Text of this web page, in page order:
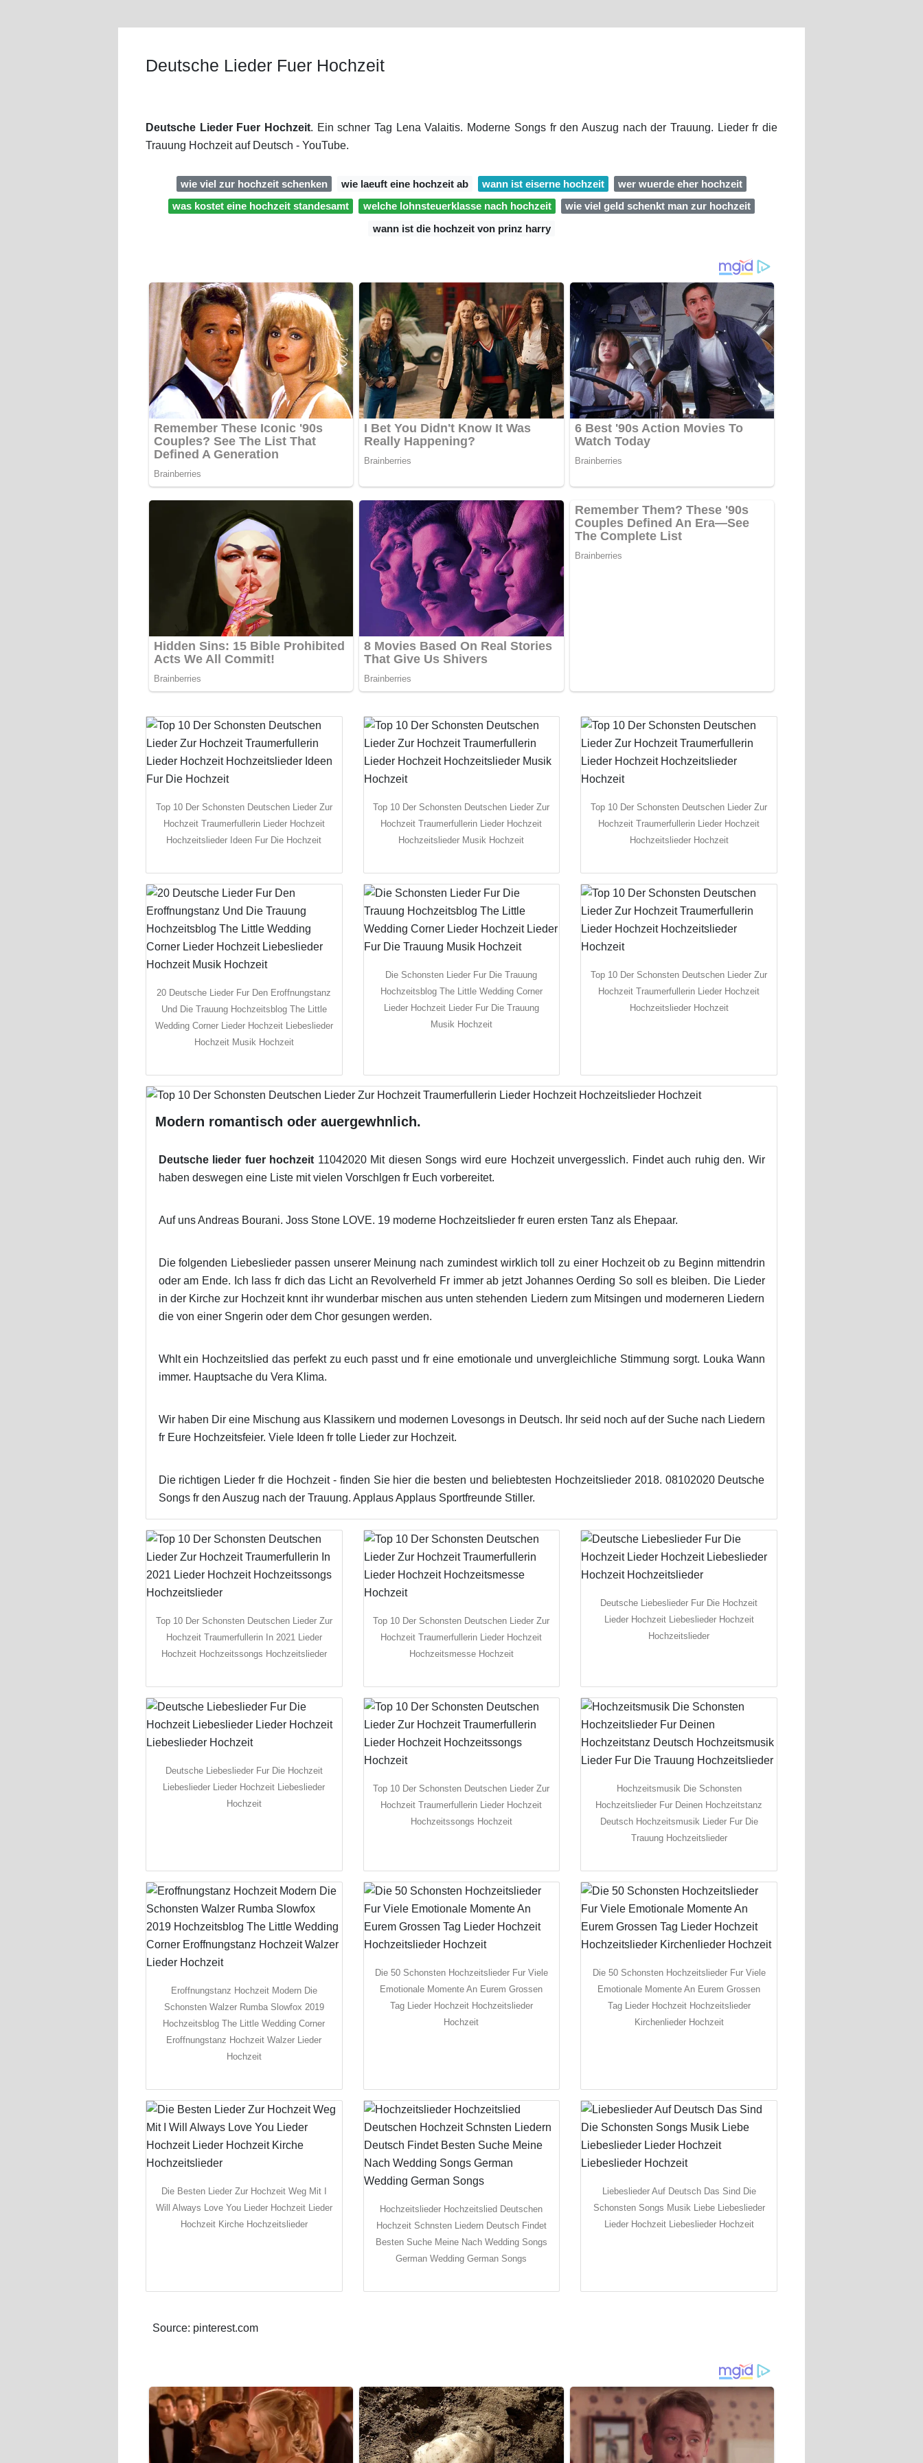
Deutsche Lieder Fuer Hochzeit
Deutsche Lieder Fuer Hochzeit. Ein schner Tag Lena Valaitis. Moderne Songs fr den Auszug nach der Trauung. Lieder fr die
Trauung Hochzeit auf Deutsch - YouTube.
wie viel zur hochzeit schenken wie laeuft eine hochzeit ab wann ist eiserne hochzeit
wer wuerde eher hochzeit
was kostet eine hochzeit standesamt
welche lohnsteuerklasse nach hochzeit
wie viel geld schenkt man zur hochzeit
wann ist die hochzeit von prinz harry
Top 10 Der Schonsten Deutschen Lieder Zur
Hochzeit Traumerfullerin Lieder Hochzeit
Hochzeitslieder Ideen Fur Die Hochzeit
Top 10 Der Schonsten Deutschen Lieder Zur
Hochzeit Traumerfullerin Lieder Hochzeit
Hochzeitslieder Musik Hochzeit
Top 10 Der Schonsten Deutschen Lieder Zur
Hochzeit Traumerfullerin Lieder Hochzeit
Hochzeitslieder Hochzeit
20 Deutsche Lieder Fur Den Eroffnungstanz
Und Die Trauung Hochzeitsblog The Little
Wedding Corner Lieder Hochzeit Liebeslieder
Hochzeit Musik Hochzeit
Die Schonsten Lieder Fur Die Trauung
Hochzeitsblog The Little Wedding Corner
Lieder Hochzeit Lieder Fur Die Trauung
Musik Hochzeit
Top 10 Der Schonsten Deutschen Lieder Zur
Hochzeit Traumerfullerin Lieder Hochzeit
Hochzeitslieder Hochzeit
Modern romantisch oder auergewhnlich.
Deutsche lieder fuer hochzeit 11042020 Mit diesen Songs wird eure Hochzeit unvergesslich. Findet auch ruhig den. Wir
haben deswegen eine Liste mit vielen Vorschlgen fr Euch vorbereitet.
Auf uns Andreas Bourani. Joss Stone LOVE. 19 moderne Hochzeitslieder fr euren ersten Tanz als Ehepaar.
Die folgenden Liebeslieder passen unserer Meinung nach zumindest wirklich toll zu einer Hochzeit ob zu Beginn mittendrin
oder am Ende. Ich lass fr dich das Licht an Revolverheld Fr immer ab jetzt Johannes Oerding So soll es bleiben. Die Lieder
in der Kirche zur Hochzeit knnt ihr wunderbar mischen aus unten stehenden Liedern zum Mitsingen und moderneren Liedern
die von einer Sngerin oder dem Chor gesungen werden.
Whlt ein Hochzeitslied das perfekt zu euch passt und fr eine emotionale und unvergleichliche Stimmung sorgt. Louka Wann
immer. Hauptsache du Vera Klima.
Wir haben Dir eine Mischung aus Klassikern und modernen Lovesongs in Deutsch. Ihr seid noch auf der Suche nach Liedern
fr Eure Hochzeitsfeier. Viele Ideen fr tolle Lieder zur Hochzeit.
Die richtigen Lieder fr die Hochzeit - finden Sie hier die besten und beliebtesten Hochzeitslieder 2018. 08102020 Deutsche
Songs fr den Auszug nach der Trauung. Applaus Applaus Sportfreunde Stiller.
Top 10 Der Schonsten Deutschen Lieder Zur
Hochzeit Traumerfullerin In 2021 Lieder
Hochzeit Hochzeitssongs Hochzeitslieder
Top 10 Der Schonsten Deutschen Lieder Zur
Hochzeit Traumerfullerin Lieder Hochzeit
Hochzeitsmesse Hochzeit
Deutsche Liebeslieder Fur Die Hochzeit
Lieder Hochzeit Liebeslieder Hochzeit
Hochzeitslieder
Deutsche Liebeslieder Fur Die Hochzeit
Liebeslieder Lieder Hochzeit Liebeslieder
Hochzeit
Top 10 Der Schonsten Deutschen Lieder Zur
Hochzeit Traumerfullerin Lieder Hochzeit
Hochzeitssongs Hochzeit
Hochzeitsmusik Die Schonsten
Hochzeitslieder Fur Deinen Hochzeitstanz
Deutsch Hochzeitsmusik Lieder Fur Die
Trauung Hochzeitslieder
Eroffnungstanz Hochzeit Modern Die
Schonsten Walzer Rumba Slowfox 2019
Hochzeitsblog The Little Wedding Corner
Eroffnungstanz Hochzeit Walzer Lieder
Hochzeit
Die 50 Schonsten Hochzeitslieder Fur Viele
Emotionale Momente An Eurem Grossen
Tag Lieder Hochzeit Hochzeitslieder
Hochzeit
Die 50 Schonsten Hochzeitslieder Fur Viele
Emotionale Momente An Eurem Grossen
Tag Lieder Hochzeit Hochzeitslieder
Kirchenlieder Hochzeit
Die Besten Lieder Zur Hochzeit Weg Mit I
Will Always Love You Lieder Hochzeit Lieder
Hochzeit Kirche Hochzeitslieder
Hochzeitslieder Hochzeitslied Deutschen
Hochzeit Schnsten Liedern Deutsch Findet
Besten Suche Meine Nach Wedding Songs
German Wedding German Songs
Liebeslieder Auf Deutsch Das Sind Die
Schonsten Songs Musik Liebe Liebeslieder
Lieder Hochzeit Liebeslieder Hochzeit
Source: pinterest.com